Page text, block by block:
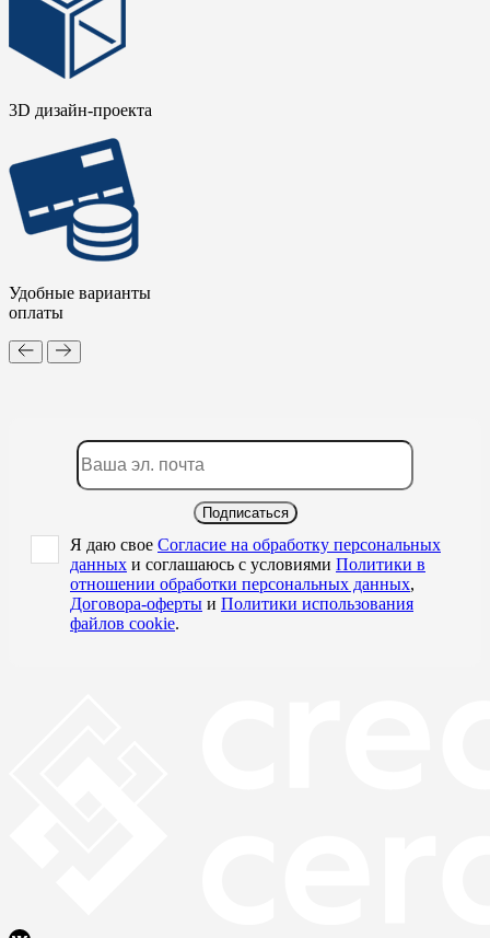
3D дизайн-проекта
Удобные варианты
оплаты
Подписаться
Я даю свое Согласие на обработку персональных
данных и соглашаюсь с условиями Политики в
отношении обработки персональных данных,
Договора-оферты и Политики использования
файлов cookie.